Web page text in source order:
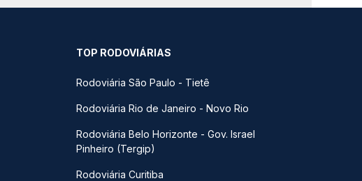
TOP RODOVIÁRIAS
Rodoviária São Paulo - Tietê
Rodoviária Rio de Janeiro - Novo Rio
Rodoviária Belo Horizonte - Gov. Israel
Pinheiro (Tergip)
Rodoviária Curitiba